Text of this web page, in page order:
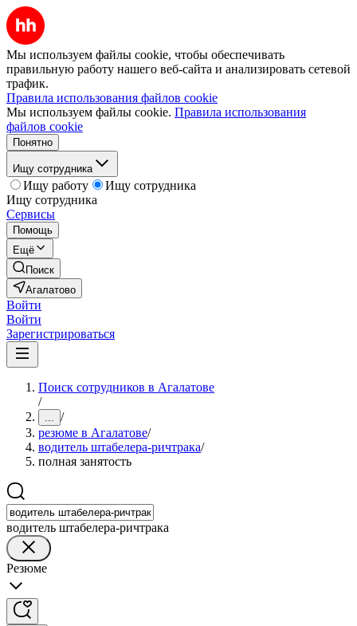
Мы используем файлы cookie, чтобы обеспечивать
правильную работу нашего веб-сайта и анализировать сетевой
трафик.
Правила использования файлов cookie
Мы используем файлы cookie. Правила использования
файлов cookie
Понятно
Ищу сотрудника
Ищу работу
Ищу сотрудника
Ищу сотрудника
Сервисы
Помощь
Ещё
Поиск
Агалатово
Войти
Войти
Зарегистрироваться
Поиск сотрудников в Агалатове
/
... /
резюме в Агалатове/
водитель штабелера-ричтрака/
полная занятость
водитель штабелера-ричтрака
Резюме